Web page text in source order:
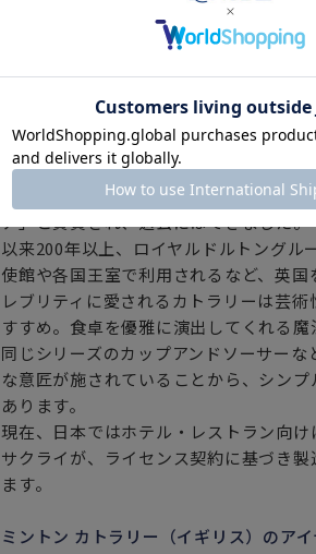
ミントン カトラリー（イギリス）
銅版転写の彫刻師だったトーマス・ミ
（MINTON）。2代目ハーバート・ミ
造により大きく飛躍しました。1840年
ナ」と賞賛され、過去にはてきました。
以来200年以上、ロイヤルドルトングル
使館や各国王室で利用されるなど、英
レブリティに愛されるカトラリーは芸
すすめ。食卓を優雅に演出してくれる魔
同じシリーズのカップアンドソーサー
な意匠が施されていることから、シン
あります。
現在、日本ではホテル・レストラン向
サクライが、ライセンス契約に基づき
ます。
ミントン カトラリー（イギリス）のア